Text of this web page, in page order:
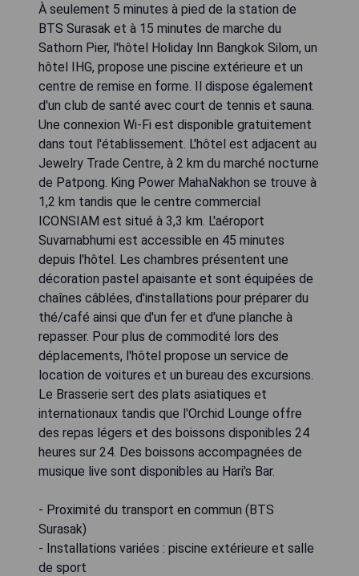
À seulement 5 minutes à pied de la station de
BTS Surasak et à 15 minutes de marche du
Sathorn Pier, l'hôtel Holiday Inn Bangkok Silom, un
hôtel IHG, propose une piscine extérieure et un
centre de remise en forme. Il dispose également
d'un club de santé avec court de tennis et sauna.
Une connexion Wi-Fi est disponible gratuitement
dans tout l'établissement. L'hôtel est adjacent au
Jewelry Trade Centre, à 2 km du marché nocturne
de Patpong. King Power MahaNakhon se trouve à
1,2 km tandis que le centre commercial
ICONSIAM est situé à 3,3 km. L'aéroport
Suvarnabhumi est accessible en 45 minutes
depuis l'hôtel. Les chambres présentent une
décoration pastel apaisante et sont équipées de
chaînes câblées, d'installations pour préparer du
thé/café ainsi que d'un fer et d'une planche à
repasser. Pour plus de commodité lors des
déplacements, l'hôtel propose un service de
location de voitures et un bureau des excursions.
Le Brasserie sert des plats asiatiques et
internationaux tandis que l'Orchid Lounge offre
des repas légers et des boissons disponibles 24
heures sur 24. Des boissons accompagnées de
musique live sont disponibles au Hari's Bar.
- Proximité du transport en commun (BTS
Surasak)
- Installations variées : piscine extérieure et salle
de sport